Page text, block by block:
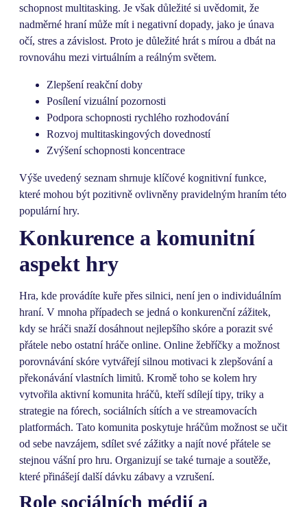
schopnost multitasking. Je však důležité si uvědomit, že
nadměrné hraní může mít i negativní dopady, jako je únava
očí, stres a závislost. Proto je důležité hrát s mírou a dbát na
rovnováhu mezi virtuálním a reálným světem.
Zlepšení reakční doby
Posílení vizuální pozornosti
Podpora schopnosti rychlého rozhodování
Rozvoj multitaskingových dovedností
Zvýšení schopnosti koncentrace
Výše uvedený seznam shrnuje klíčové kognitivní funkce,
které mohou být pozitivně ovlivněny pravidelným hraním této
populární hry.
Konkurence a komunitní
aspekt hry
Hra, kde provádíte kuře přes silnici, není jen o individuálním
hraní. V mnoha případech se jedná o konkurenční zážitek,
kdy se hráči snaží dosáhnout nejlepšího skóre a porazit své
přátele nebo ostatní hráče online. Online žebříčky a možnost
porovnávání skóre vytvářejí silnou motivaci k zlepšování a
překonávání vlastních limitů. Kromě toho se kolem hry
vytvořila aktivní komunita hráčů, kteří sdílejí tipy, triky a
strategie na fórech, sociálních sítích a ve streamovacích
platformách. Tato komunita poskytuje hráčům možnost se učit
od sebe navzájem, sdílet své zážitky a najít nové přátele se
stejnou vášní pro hru. Organizují se také turnaje a soutěže,
které přinášejí další dávku zábavy a vzrušení.
Role sociálních médií a